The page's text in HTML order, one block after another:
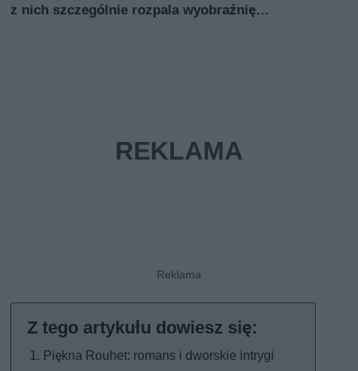
z nich szczególnie rozpala wyobraźnię…
Piękna Rouhet: romans i dworskie intrygi